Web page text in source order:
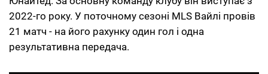
2022-го року. У поточному сезоні MLS Вайлі провів
21 матч - на його рахунку один гол і одна
результативна передача.